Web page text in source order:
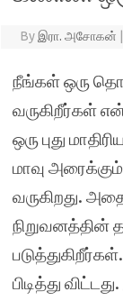
By இரா. அசோகன்
நீங்கள் ஒரு
வருகிறீர்கள்
ஒரு புது
மாவு
வருகிறது.
நிறுவனத்தின்
பிடித்து